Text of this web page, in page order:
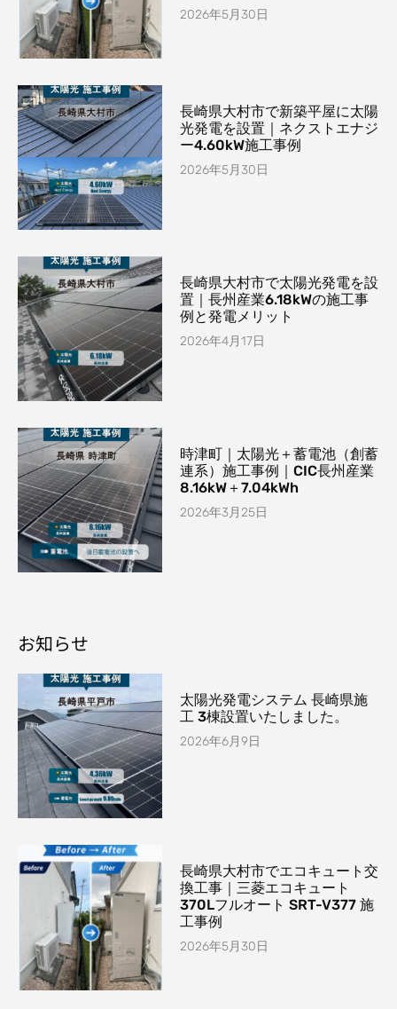
2026年5月30日
長崎県大村市で新築平屋に太陽
光発電を設置｜ネクストエナジ
ー4.60kW施工事例
2026年5月30日
長崎県大村市で太陽光発電を設
置｜長州産業6.18kWの施工事
例と発電メリット
2026年4月17日
時津町｜太陽光＋蓄電池（創蓄
連系）施工事例｜CIC長州産業
8.16kW＋7.04kWh
2026年3月25日
お知らせ
太陽光発電システム 長崎県施
工 3棟設置いたしました。
2026年6月9日
長崎県大村市でエコキュート交
換工事｜三菱エコキュート
370Lフルオート SRT-V377 施
工事例
2026年5月30日